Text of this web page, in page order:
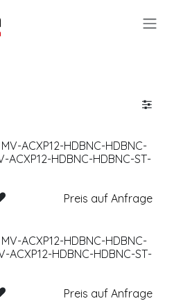
ACXP12-HDBNC-HDBNC-
ACXP12-HDBNC-HDBNC-ST-
Preis auf Anfrage
ACXP12-HDBNC-HDBNC-
ACXP12-HDBNC-HDBNC-ST-
Preis auf Anfrage